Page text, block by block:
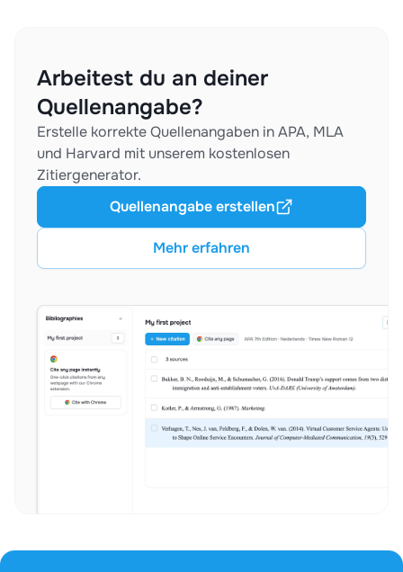
Arbeitest du an deiner
Quellenangabe?
Erstelle korrekte Quellenangaben in APA, MLA
und Harvard mit unserem kostenlosen
Zitiergenerator.
Mehr erfahren
Quellenangabe erstellen